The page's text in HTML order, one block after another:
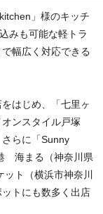
」様のキッチ
みも可能な軽トラ
幅広く対応できる
はじめ、「七里ヶ
ンスタイル戸塚
さらに「Sunny
海まる（神奈川県
ト（横浜市神奈川
トにも数多く出店